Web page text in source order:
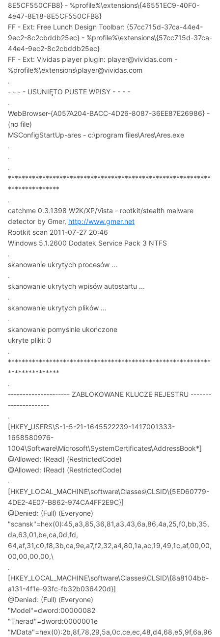
8E5CF550CFB8} - %profile%\extensions\{46551EC9-40F0-
4e47-8E18-8E5CF550CFB8}
FF - Ext: Free Lunch Design Toolbar: {57cc715d-37ca-44e4-
9ec2-8c2cbddb25ec} - %profile%\extensions\{57cc715d-37ca-
44e4-9ec2-8c2cbddb25ec}
FF - Ext: Vividas player plugin: player@vividas.com -
%profile%\extensions\player@vividas.com
.
- - - - USUNIĘTO PUSTE WPISY - - - -
.
WebBrowser-{A057A204-BACC-4D26-8087-36EE87E26986} -
(no file)
MSConfigStartUp-ares - c:\program files\Ares\Ares.exe
.
.
.
***********************************************************
***************
.
catchme 0.3.1398 W2K/XP/Vista - rootkit/stealth malware
detector by Gmer, http://www.gmer.net
Rootkit scan 2011-07-27 20:46
Windows 5.1.2600 Dodatek Service Pack 3 NTFS
.
skanowanie ukrytych procesów ...
.
skanowanie ukrytych wpisów autostartu ...
.
skanowanie ukrytych plików ...
.
skanowanie pomyślnie ukończone
ukryte pliki: 0
.
***********************************************************
***************
.
--------------------- ZABLOKOWANE KLUCZE REJESTRU -------
--------------
.
[HKEY_USERS\S-1-5-21-1645522239-1417001333-
1658580976-
1004\Software\Microsoft\SystemCertificates\AddressBook*]
@Allowed: (Read) (RestrictedCode)
@Allowed: (Read) (RestrictedCode)
.
[HKEY_LOCAL_MACHINE\software\Classes\CLSID\{5ED60779-
4DE2-4E07-B862-974CA4FF2E9C}]
@Denied: (Full) (Everyone)
"scansk"=hex(0):45,a3,85,36,81,a3,43,6a,86,4a,25,f0,bb,35,
da,63,01,be,ca,0d,fd,
64,af,31,c0,f8,3b,ca,9e,a7,f2,32,a4,80,1a,ac,19,49,1c,af,00,00,
00,00,00,00,\
.
[HKEY_LOCAL_MACHINE\software\Classes\CLSID\{8a8104bb-
a131-4f1e-93fc-fb32b036420d}]
@Denied: (Full) (Everyone)
"Model"=dword:00000082
"Therad"=dword:0000001e
"MData"=hex(0):2b,8f,78,29,5a,0c,ce,ec,48,d4,68,e5,9f,6a,96